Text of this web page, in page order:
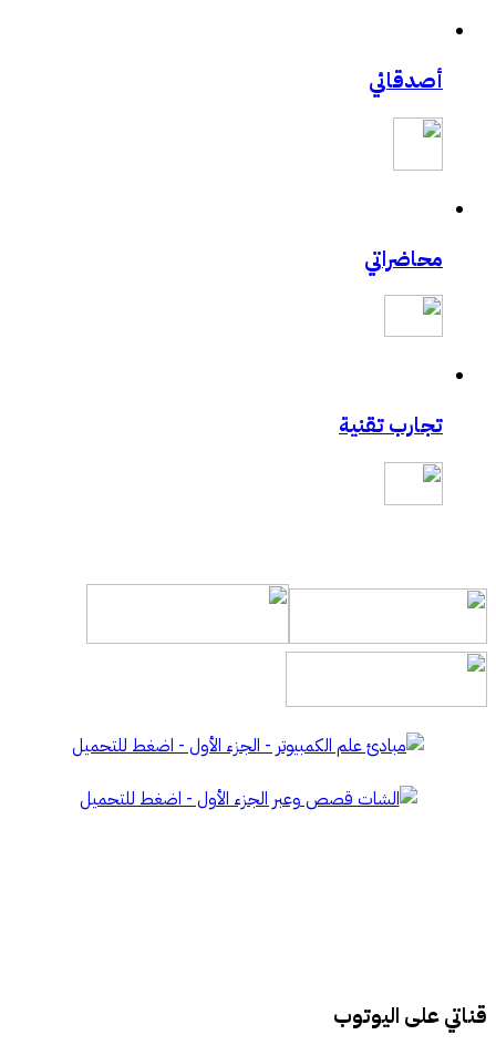
أصدقائي
محاضراتي
تجارب تقنية
قناتي على اليوتوب